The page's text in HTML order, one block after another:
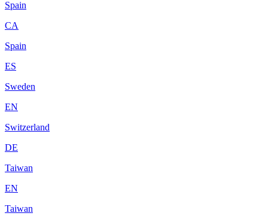
Spain
CA
Spain
ES
Sweden
EN
Switzerland
DE
Taiwan
EN
Taiwan